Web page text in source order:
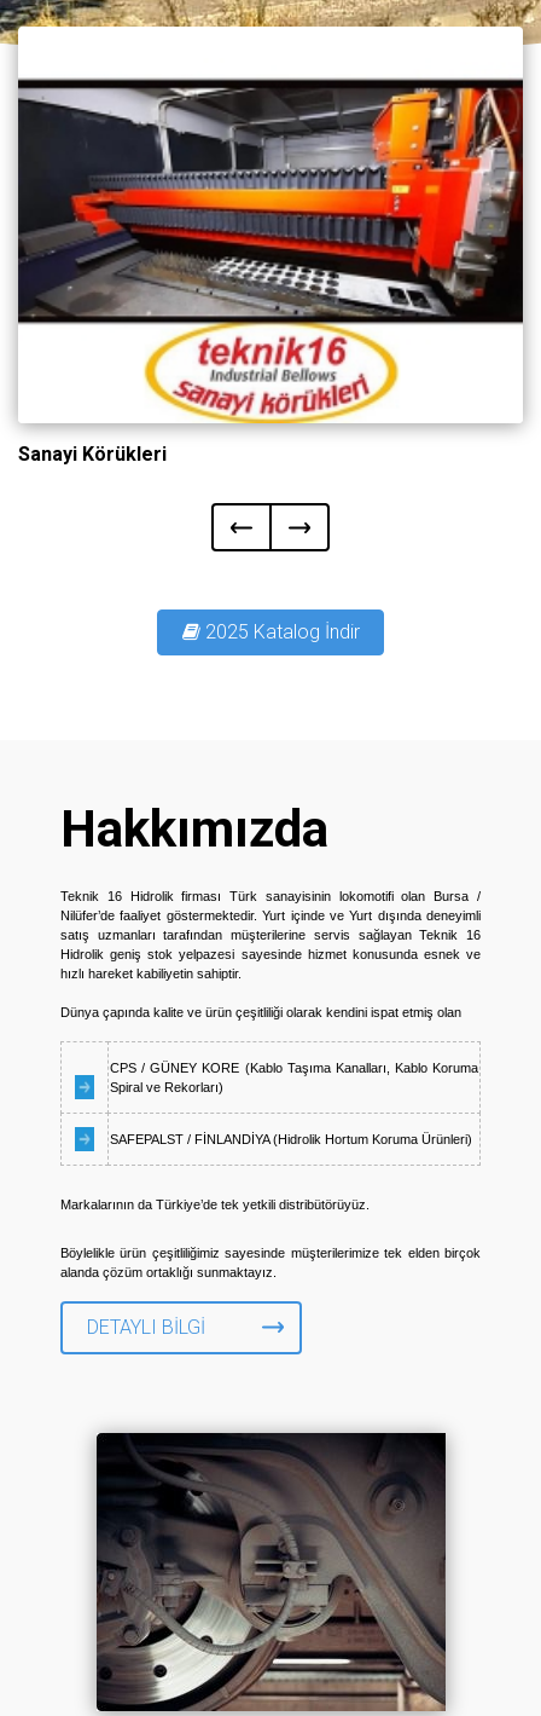
Sanayi Körükleri
2025 Katalog İndir
Hakkımızda
Teknik 16 Hidrolik firması Türk sanayisinin lokomotifi olan Bursa /
Nilüfer’de faaliyet göstermektedir. Yurt içinde ve Yurt dışında deneyimli
satış uzmanları tarafından müşterilerine servis sağlayan Teknik 16
Hidrolik geniş stok yelpazesi sayesinde hizmet konusunda esnek ve
hızlı hareket kabiliyetin sahiptir.
Dünya çapında kalite ve ürün çeşitliliği olarak kendini ispat etmiş olan
CPS / GÜNEY KORE (Kablo Taşıma Kanalları, Kablo Koruma
Spiral ve Rekorları)
SAFEPALST / FİNLANDİYA (Hidrolik Hortum Koruma Ürünleri)
Markalarının da Türkiye’de tek yetkili distribütörüyüz.
Böylelikle ürün çeşitliliğimiz sayesinde müşterilerimize tek elden birçok
alanda çözüm ortaklığı sunmaktayız.
DETAYLI BILGI